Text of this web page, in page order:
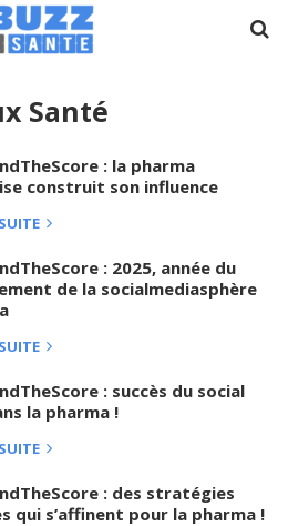
Santé
: la pharma
construit son influence
: 2025, année du
de la socialmediasphère
: succès du social
la pharma !
: des stratégies
qui s’affinent pour la pharma !